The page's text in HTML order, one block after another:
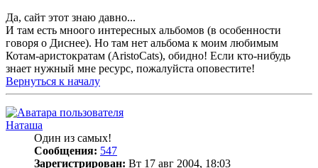
Да, сайт этот знаю давно...
И там есть мноого интересных альбомов (в особенности
говоря о Диснее). Но там нет альбома к моим любимым
Котам-аристократам (AristoCats), обидно! Если кто-нибудь
знает нужный мне ресурс, пожалуйста оповестите!
Вернуться к началу
Наташа
Один из самых!
Сообщения: 547
Зарегистрирован: Вт 17 авг 2004, 18:03